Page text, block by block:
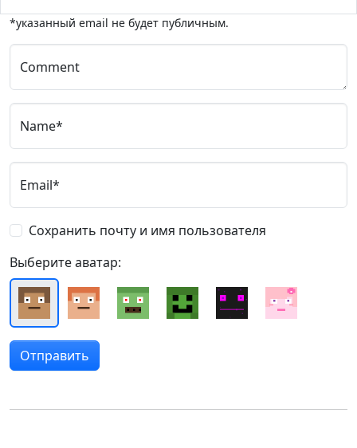
*указанный email не будет публичным.
Comment
Name*
Email*
Сохранить почту и имя пользователя
Выберите аватар: